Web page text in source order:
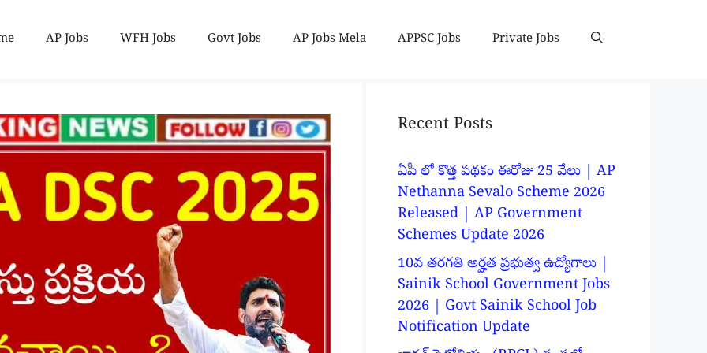
AP Jobs WFH Jobs Govt Jobs AP Jobs Mela APPSC Jobs Private Jobs
Recent Posts
ఏపీ లో కొత్త పథకం ఈరోజు 25 వేలు | AP
Nethanna Sevalo Scheme 2026
Released | AP Government
Schemes Update 2026
10వ తరగతి అర్హత ప్రభుత్వ ఉద్యోగాలు |
Sainik School Government Jobs
2026 | Govt Sainik School Job
Notification Update